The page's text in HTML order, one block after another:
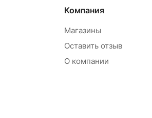
Компания
Магазины
Оставить отзыв
О компании